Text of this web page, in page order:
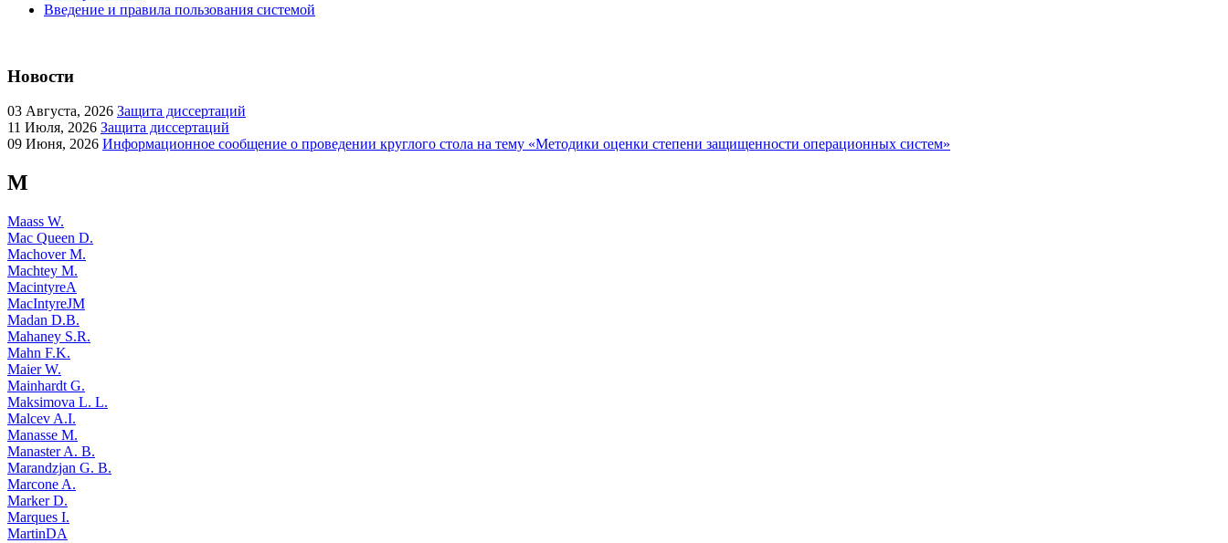
Введение и правила пользования системой
Новости
03 Августа, 2026 Защита диссертаций
11 Июля, 2026 Защита диссертаций
09 Июня, 2026 Информационное сообщение о проведении круглого стола на тему «Методики оценки степени защищенности операционных систем»
M
Maass W.
Mac Queen D.
Machover M.
Machtey M.
MacintyreA
MacIntyreJM
Madan D.B.
Mahaney S.R.
Mahn F.K.
Maier W.
Mainhardt G.
Maksimova L. L.
Malcev A.I.
Manasse M.
Manaster A. B.
Marandzjan G. B.
Marcone A.
Marker D.
Marques I.
MartinDA